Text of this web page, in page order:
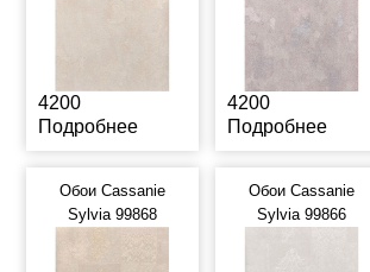
4200
Подробнее
4200
Подробнее
Обои Cassanie
Sylvia 99868
Обои Cassanie
Sylvia 99866